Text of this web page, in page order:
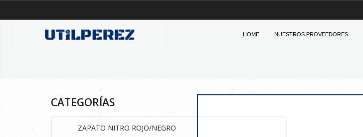
HOME NUESTROS PROVEEDORES
CATEGORÍAS